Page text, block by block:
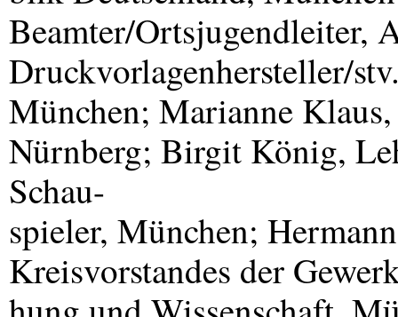
Beamter/Ortsjugendleiter,
Druckvorlagenhersteller/
München; Marianne
Nürnberg; Birgit König,
Schau-
spieler, München;
Kreisvorstandes der